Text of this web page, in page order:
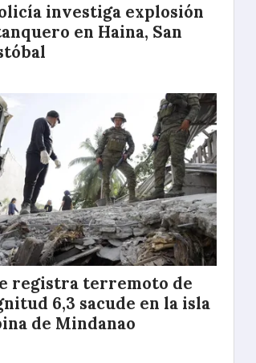
investiga explosión
en Haina, San
registra terremoto de
6,3 sacude en la isla
de Mindanao